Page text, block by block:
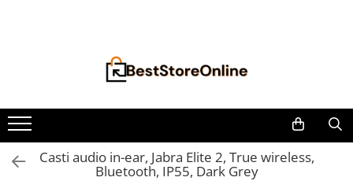
Accesorii aparate climatizare
Accesorii console gaming
Accesorii si Piese Aspiratoare
Aspiratoare Universale
Dyson
Casti audio in-ear, Jabra Elite 2, True wireless,
Bluetooth, IP55, Dark Grey